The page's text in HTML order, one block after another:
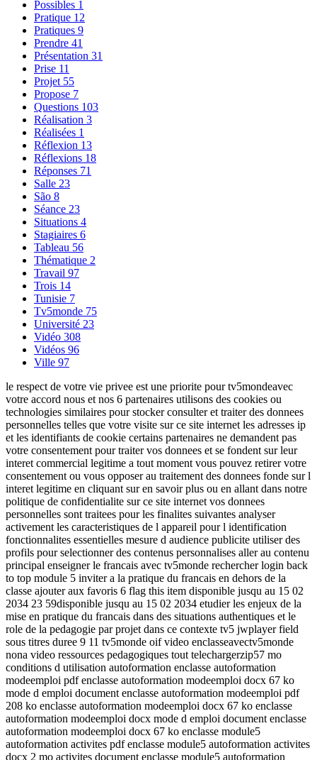
Possibles 1
Pratique 12
Pratiques 9
Prendre 41
Présentation 31
Prise 11
Projet 55
Propose 7
Questions 103
Réalisation 3
Réalisées 1
Réflexion 13
Réflexions 18
Réponses 71
Salle 23
São 8
Séance 23
Situations 4
Stagiaires 6
Tableau 56
Thématique 2
Travail 97
Trois 14
Tunisie 7
Tv5monde 75
Université 23
Vidéo 308
Vidéos 96
Ville 97
le respect de votre vie privee est une priorite pour tv5mondeavec
votre accord nous et nos 6 partenaires utilisons des cookies ou
technologies similaires pour stocker consulter et traiter des donnees
personnelles telles que votre visite sur ce site internet les adresses ip
et les identifiants de cookie certains partenaires ne demandent pas
votre consentement pour traiter vos donnees et se fondent sur leur
interet commercial legitime a tout moment vous pouvez retirer votre
consentement ou vous opposer au traitement des donnees fonde sur l
interet legitime en cliquant sur en savoir plus ou en allant dans notre
politique de confidentialite sur ce site internet vos donnees
personnelles sont traitees pour les finalites suivantes analyser
activement les caracteristiques de l appareil pour l identification
fonctionnalites essentielles mesure d audience publicite utiliser des
profils pour selectionner des contenus personnalises aller au contenu
principal enseigner le francais avec tv5monde rechercher login back
to top module 5 inviter a la pratique du francais en dehors de la
classe ajouter aux favoris 6 flag this item disponible jusqu au 15 02
2034 23 59disponible jusqu au 15 02 2034 etudier les enjeux de la
mise en pratique du francais dans des situations authentiques et le
role de la pedagogie par projet dans ce contexte tv5 jwplayer field
sous titres duree 9 11 tv5monde oif video enclasseavectv5monde
nona video ressources pedagogiques tout telechargerzip57 mo
conditions d utilisation autoformation enclasse autoformation
modeemploi pdf enclasse autoformation modeemploi docx 67 ko
mode d emploi document enclasse autoformation modeemploi pdf
208 ko enclasse autoformation modeemploi docx 67 ko enclasse
autoformation modeemploi docx mode d emploi document enclasse
autoformation modeemploi docx 67 ko enclasse module5
autoformation activites pdf enclasse module5 autoformation activites
docx 2 mo activites document enclasse module5 autoformation